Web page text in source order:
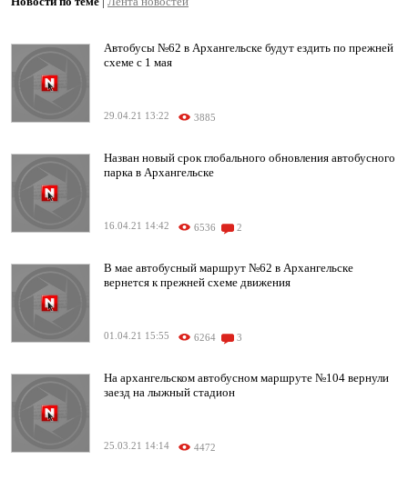
Автобусы №62 в Архангельске будут ездить по прежней
схеме с 1 мая
29.04.21 13:22 3885
Назван новый срок глобального обновления автобусного
парка в Архангельске
16.04.21 14:42 6536 2
В мае автобусный маршрут №62 в Архангельске
вернется к прежней схеме движения
01.04.21 15:55 6264 3
На архангельском автобусном маршруте №104 вернули
заезд на лыжный стадион
25.03.21 14:14 4472